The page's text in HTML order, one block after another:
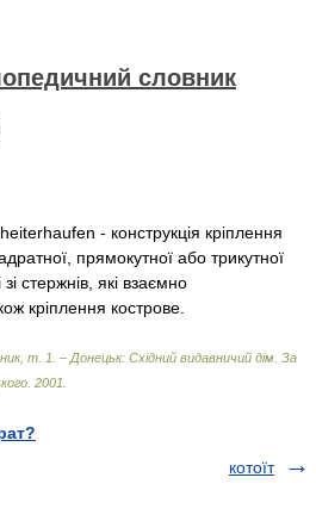
словник
- конструкція кріплення
прямокутної або трикутної
стержнів, які взаємно
кріплення кострове.
т. 1. – Донецьк: Східний видавничий дім За
2001
котоїт